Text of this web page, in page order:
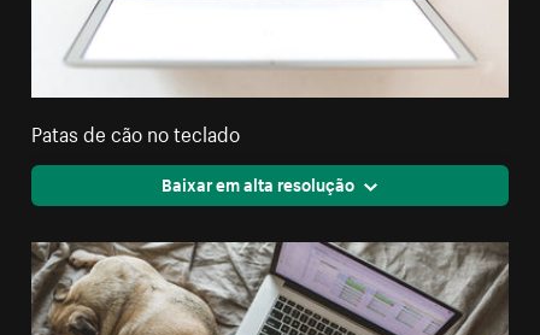
Patas de cão no teclado
Baixar em alta resolução